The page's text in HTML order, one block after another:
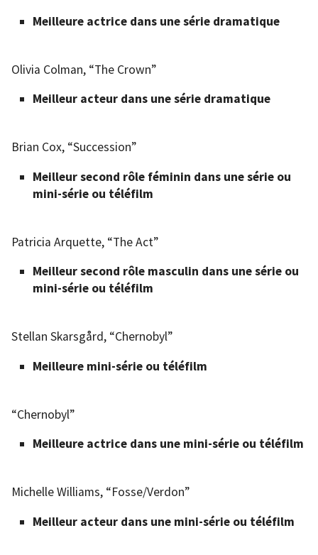
Meilleure actrice dans une série dramatique
Olivia Colman, “The Crown”
Meilleur acteur dans une série dramatique
Brian Cox, “Succession”
Meilleur second rôle féminin dans une série ou
mini-série ou téléfilm
Patricia Arquette, “The Act”
Meilleur second rôle masculin dans une série ou
mini-série ou téléfilm
Stellan Skarsgård, “Chernobyl”
Meilleure mini-série ou téléfilm
“Chernobyl”
Meilleure actrice dans une mini-série ou téléfilm
Michelle Williams, “Fosse/Verdon”
Meilleur acteur dans une mini-série ou téléfilm